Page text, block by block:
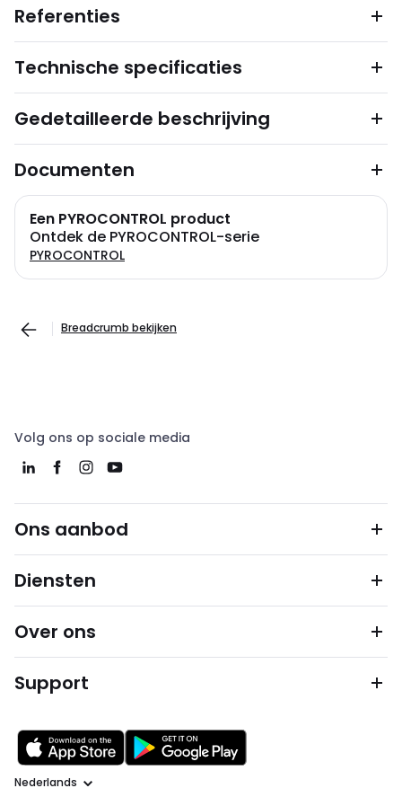
Referenties
Technische specificaties
Gedetailleerde beschrijving
Documenten
Een PYROCONTROL product
Ontdek de PYROCONTROL-serie
PYROCONTROL
Breadcrumb bekijken
Volg ons op sociale media
Ons aanbod
Diensten
Over ons
Support
Taal